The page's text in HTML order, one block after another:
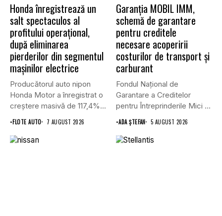
Honda înregistrează un
salt spectaculos al
profitului operațional,
după eliminarea
pierderilor din segmentul
mașinilor electrice
Producătorul auto nipon
Honda Motor a înregistrat o
creștere masivă de 117,4%...
•FLOTE AUTO 7 AUGUST 2026
Garanţia MOBIL IMM,
schemă de garantare
pentru creditele
necesare acoperirii
costurilor de transport şi
carburant
Fondul Național de
Garantare a Creditelor
pentru Întreprinderile Mici și
Mijlocii (FNGCIMM)...
•ADA ȘTEFAN 5 AUGUST 2026